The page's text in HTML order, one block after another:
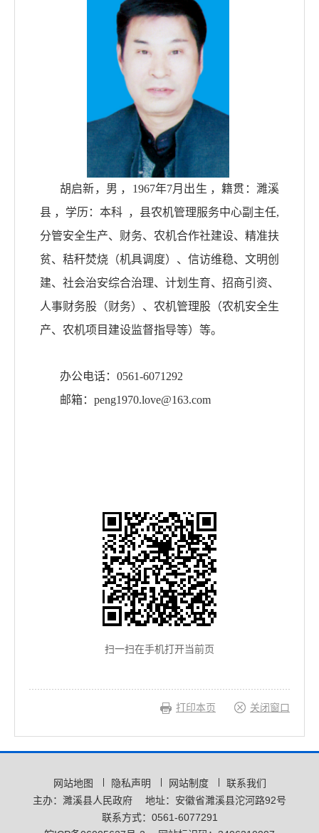
胡启新，男 ， 1967年7月出生 ，籍贯：濉溪
县 ，学历：本科 ，县农机管理服务中心副主任,
分管安全生产、财务、农机合作社建设、精准扶
贫、秸秆焚烧（机具调度）、信访维稳、文明创
建、社会治安综合治理、计划生育、招商引资、
人事财务股（财务）、农机管理股（农机安全生
产、农机项目建设监督指导等）等。
办公电话： 0561-6071292
邮箱： peng1970.love@163.com
扫一扫在手机打开当前页
打印本页 关闭窗口
网站地图 隐私声明 网站制度
联系我们
主办：濉溪县人民政府
地址：安徽省濉溪县沱河路92号
联系方式：0561-6077291